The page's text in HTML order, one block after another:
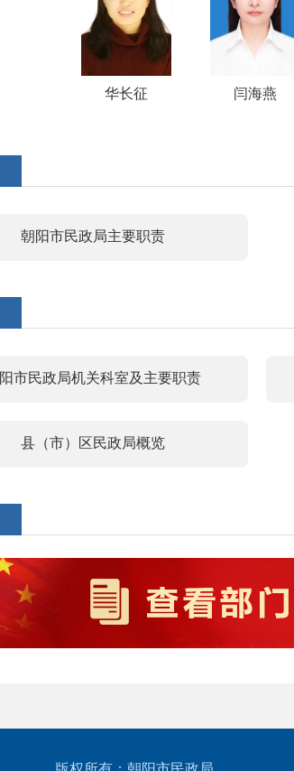
华长征 闫海燕
朝阳市民政局主要职责
市民政局机关科室及主要职责
县（市）区民政局概览